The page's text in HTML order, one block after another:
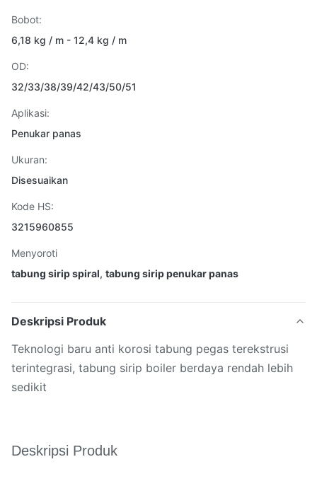
Bobot:
6,18 kg / m - 12,4 kg / m
OD:
32/33/38/39/42/43/50/51
Aplikasi:
Penukar panas
Ukuran:
Disesuaikan
Kode HS:
3215960855
Menyoroti
tabung sirip spiral, tabung sirip penukar panas
Deskripsi Produk
Teknologi baru anti korosi tabung pegas terekstrusi
terintegrasi, tabung sirip boiler berdaya rendah lebih
sedikit
Deskripsi Produk